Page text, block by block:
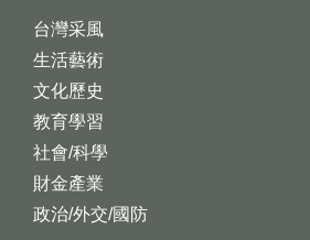
台灣采風
生活藝術
文化歷史
教育學習
社會/科學
財金產業
政治/外交/國防